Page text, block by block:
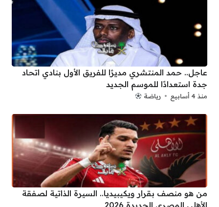
عاجل.. حمد المنتشري مديرًا للفريق الأول بنادي اتحاد
جدة استعدادًا للموسم الجديد
منذ 4 أسابيع رياضة
من هو منصف بقرار ويكيبيديا.. السيرة الذاتية لصفقة